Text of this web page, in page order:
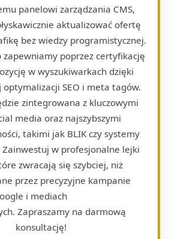
panelowi zarządzania CMS,
aktualizować ofertę
bez wiedzy programistycznej.
zapewniamy poprzez certyfikację
w wyszukiwarkach dzięki
SEO i meta tagów.
zintegrowana z kluczowymi
media oraz najszybszymi
takimi jak BLIK czy systemy
w profesjonalne lejki
zwracają się szybciej, niż
przez precyzyjne kampanie
i mediach
Zapraszamy na darmową
konsultację!